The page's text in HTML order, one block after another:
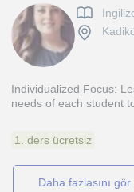
Individualized Focus:
needs of each student
1. ders ücretsiz
daha fazlasını gör